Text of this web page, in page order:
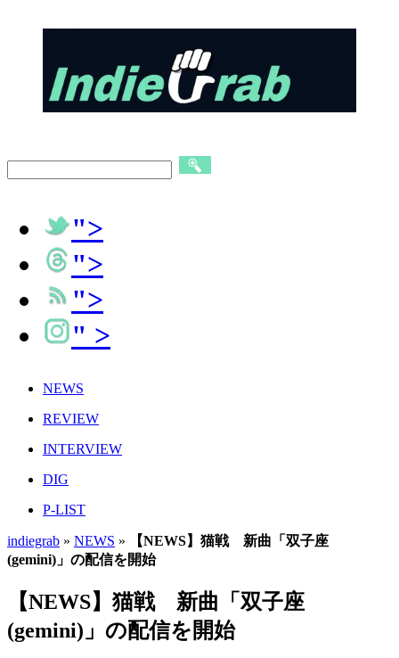
">
">
">
" >
NEWS
REVIEW
INTERVIEW
DIG
P-LIST
indiegrab » NEWS »
【NEWS】猫戦 新曲「双子座
(gemini)」の配信を開始
【NEWS】猫戦 新曲「双子座
(gemini)」の配信を開始